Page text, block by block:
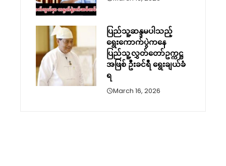
ပြည်သူ့ဆန္ဒမပါသည့်
ရွေးကောက်ပွဲကနေ
ပြည်သူ့လွှတ်တော်ဥက္ကဋ္ဌ
အဖြစ် ဦးခင်ရီ ရွေးချယ်ခံ
ရ
March 16, 2026